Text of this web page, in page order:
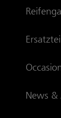
News &